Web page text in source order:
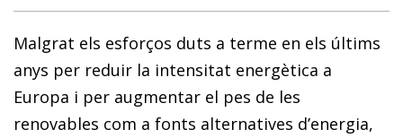
Malgrat els esforços duts a terme en els últims
anys per reduir la intensitat energètica a
Europa i per augmentar el pes de les
renovables com a fonts alternatives d’energia,